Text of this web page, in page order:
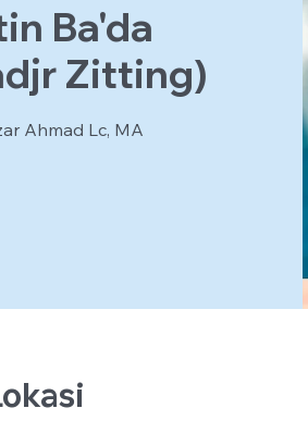
Ba'da
Zitting)
Ahmad Lc, MA